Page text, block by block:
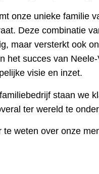
onze unieke familie
Deze combinatie
maar versterkt ook
het succes van
visie en inzet.
staan we
ter wereld te
te weten over onze